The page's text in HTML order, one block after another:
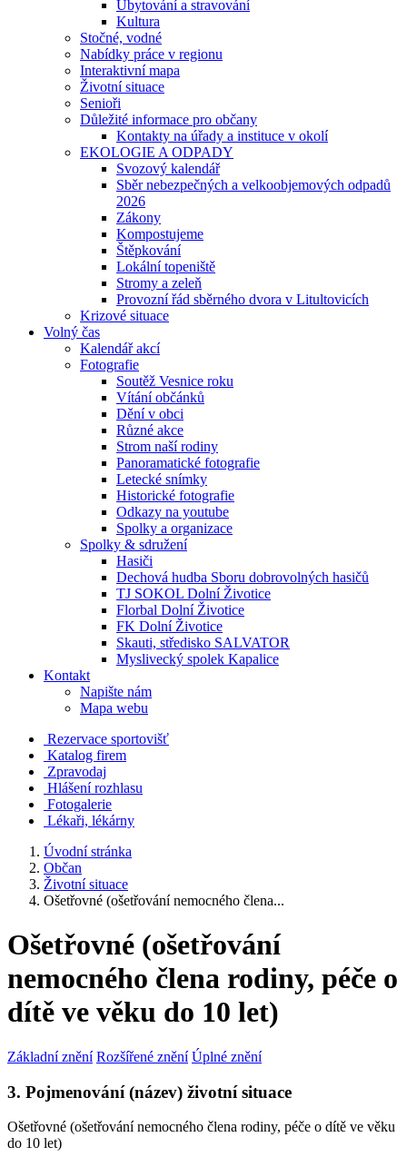
Ubytování a stravování
Kultura
Stočné, vodné
Nabídky práce v regionu
Interaktivní mapa
Životní situace
Senioři
Důležité informace pro občany
Kontakty na úřady a instituce v okolí
EKOLOGIE A ODPADY
Svozový kalendář
Sběr nebezpečných a velkoobjemových odpadů
2026
Zákony
Kompostujeme
Štěpkování
Lokální topeniště
Stromy a zeleň
Provozní řád sběrného dvora v Litultovicích
Krizové situace
Volný čas
Kalendář akcí
Fotografie
Soutěž Vesnice roku
Vítání občánků
Dění v obci
Různé akce
Strom naší rodiny
Panoramatické fotografie
Letecké snímky
Historické fotografie
Odkazy na youtube
Spolky a organizace
Spolky & sdružení
Hasiči
Dechová hudba Sboru dobrovolných hasičů
TJ SOKOL Dolní Životice
Florbal Dolní Životice
FK Dolní Životice
Skauti, středisko SALVATOR
Myslivecký spolek Kapalice
Kontakt
Napište nám
Mapa webu
Rezervace sportovišť
Katalog firem
Zpravodaj
Hlášení rozhlasu
Fotogalerie
Lékaři, lékárny
Úvodní stránka
Občan
Životní situace
Ošetřovné (ošetřování nemocného člena...
Ošetřovné (ošetřování
nemocného člena rodiny, péče o
dítě ve věku do 10 let)
Základní znění Rozšířené znění Úplné znění
3. Pojmenování (název) životní situace
Ošetřovné (ošetřování nemocného člena rodiny, péče o dítě ve věku
do 10 let)